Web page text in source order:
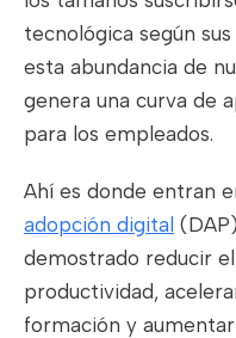
tecnológica según
esta abundancia de
genera una curva de
para los empleados.
Ahí es donde entran
adopción digital
demostrado reducir
productividad,
formación y